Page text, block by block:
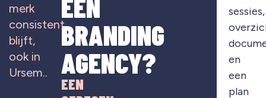
merk
consistent
blijft,
ook in
Ursem..
EEN
BRANDING
AGENCY?
EEN
sessies,
en
een
plan